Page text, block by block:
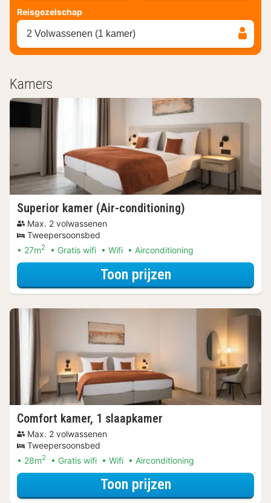
Reisgezelschap
2 Volwassenen (1 kamer)
Kamers
Superior kamer (Air-conditioning)
Max. 2 volwassenen
Tweepersoonsbed
27m2 Gratis wifi Wifi Airconditioning
Toon prijzenvoor Superior
Comfort kamer, 1 slaapkamer
Max. 2 volwassenen
Tweepersoonsbed
28m2 Gratis wifi Wifi Airconditioning
Toon prijzenvoor Comfort